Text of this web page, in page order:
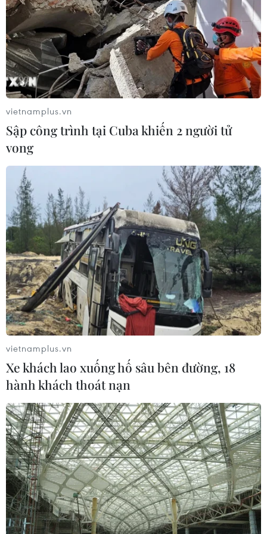
02/08/2026 10:10
Điều trị hiệu quả ca ung thư phổi
mang đồng thời hai đột biến gen
hiếm gặp
02/08/2026 05:58
Giao chỉ tiêu bao phủ bảo hiểm y tế
toàn quốc đạt 100% vào năm 2030
02/08/2026 04:54
Tạo đột phá từ y tế cơ sở đến phát
triển nguồn nhân lực
02/08/2026 03:25
Báo động cận thị học đường khi
nhiều trẻ giảm thị lực từ rất sớm
Thành phố Hồ Chí Minh phát triển
hệ thống y tế đa tầng, đồng bộ, thống
nhất
01/08/2026 09:14
Gia Lai xác thực 99,8% dữ liệu bảo
hiểm
01/08/2026 07:05
vietnamplus.vn
Sập công trình tại Cuba khiến 2 người tử
vong
vietnamplus.vn
Xe khách lao xuống hố sâu bên đường, 18
hành khách thoát nạn